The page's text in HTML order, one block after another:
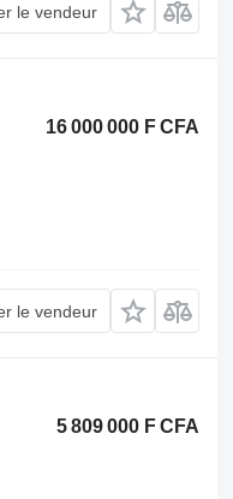
le vendeur
16 000 000 F CFA
le vendeur
5 809 000 F CFA